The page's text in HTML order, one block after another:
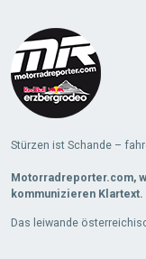
Stürzen ist Schande –
Motorradreporter.com,
kommunizieren Klartext.
Das leiwande